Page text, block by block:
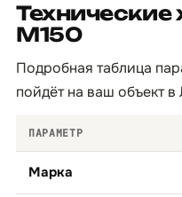
Технические
М150
Подробная таблица
пойдёт на ваш объект
ПАРАМЕТР
Марка